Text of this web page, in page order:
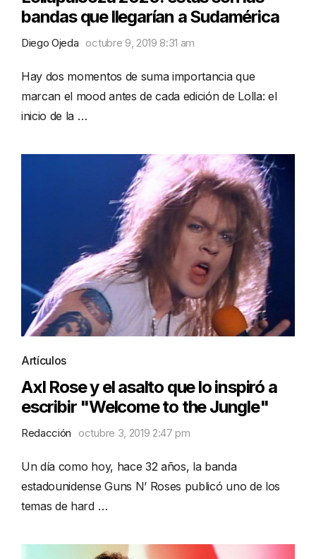
bandas que llegarían a Sudamérica
Diego Ojeda octubre 9, 2019 8:31 am
Hay dos momentos de suma importancia que
marcan el mood antes de cada edición de Lolla: el
inicio de la …
Artículos
Axl Rose y el asalto que lo inspiró a
escribir "Welcome to the Jungle"
Redacción octubre 3, 2019 2:47 pm
Un día como hoy, hace 32 años, la banda
estadounidense Guns N’ Roses publicó uno de los
temas de hard …